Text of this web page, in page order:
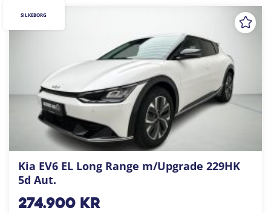
Kia EV6 EL Long Range m/Upgrade 229HK
5d Aut.
274.900kr
SILKEBORG